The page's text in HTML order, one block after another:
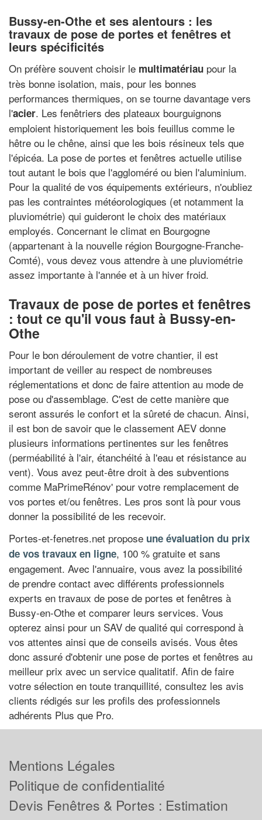
Bussy-en-Othe et ses alentours : les
travaux de pose de portes et fenêtres et
leurs spécificités
On préfère souvent choisir le multimatériau pour la
très bonne isolation, mais, pour les bonnes
performances thermiques, on se tourne davantage vers
l'acier. Les fenêtriers des plateaux bourguignons
emploient historiquement les bois feuillus comme le
hêtre ou le chêne, ainsi que les bois résineux tels que
l'épicéa. La pose de portes et fenêtres actuelle utilise
tout autant le bois que l'aggloméré ou bien l'aluminium.
Pour la qualité de vos équipements extérieurs, n'oubliez
pas les contraintes météorologiques (et notamment la
pluviométrie) qui guideront le choix des matériaux
employés. Concernant le climat en Bourgogne
(appartenant à la nouvelle région Bourgogne-Franche-
Comté), vous devez vous attendre à une pluviométrie
assez importante à l'année et à un hiver froid.
Travaux de pose de portes et fenêtres
: tout ce qu'il vous faut à Bussy-en-
Othe
Pour le bon déroulement de votre chantier, il est
important de veiller au respect de nombreuses
réglementations et donc de faire attention au mode de
pose ou d'assemblage. C'est de cette manière que
seront assurés le confort et la sûreté de chacun. Ainsi,
il est bon de savoir que le classement AEV donne
plusieurs informations pertinentes sur les fenêtres
(perméabilité à l'air, étanchéité à l'eau et résistance au
vent). Vous avez peut-être droit à des subventions
comme MaPrimeRénov' pour votre remplacement de
vos portes et/ou fenêtres. Les pros sont là pour vous
donner la possibilité de les recevoir.
Portes-et-fenetres.net propose une évaluation du prix
de vos travaux en ligne, 100 % gratuite et sans
engagement. Avec l'annuaire, vous avez la possibilité
de prendre contact avec différents professionnels
experts en travaux de pose de portes et fenêtres à
Bussy-en-Othe et comparer leurs services. Vous
opterez ainsi pour un SAV de qualité qui correspond à
vos attentes ainsi que de conseils avisés. Vous êtes
donc assuré d'obtenir une pose de portes et fenêtres au
meilleur prix avec un service qualitatif. Afin de faire
votre sélection en toute tranquillité, consultez les avis
clients rédigés sur les profils des professionnels
adhérents Plus que Pro.
Mentions Légales
Politique de confidentialité
Devis Fenêtres & Portes : Estimation